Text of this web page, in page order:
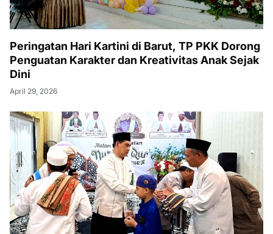
Peringatan Hari Kartini di Barut, TP PKK Dorong
Penguatan Karakter dan Kreativitas Anak Sejak
Dini
April 29, 2026